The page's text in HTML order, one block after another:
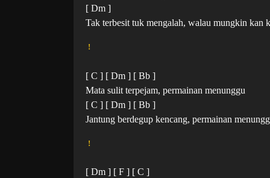
[ Dm ]
Tak terbesit tuk mengalah, walau mungkin kan
!
[ C ] [ Dm ] [ Bb ]
Mata sulit terpejam, permainan menunggu
[ C ] [ Dm ] [ Bb ]
Jantung berdegup kencang, permainan
!
[ Dm ] [ F ] [ C ]